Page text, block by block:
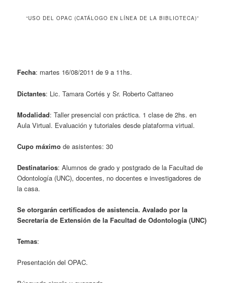
“USO DEL OPAC (CATÁLOGO EN LÍNEA DE LA BIBLIOTECA)”
Fecha: martes 16/08/2011 de 9 a 11hs.
Dictantes: Lic. Tamara Cortés y Sr. Roberto Cattaneo
Modalidad: Taller presencial con práctica. 1 clase de 2hs. en
Aula Virtual. Evaluación y tutoriales desde plataforma virtual.
Cupo máximo de asistentes: 30
Destinatarios: Alumnos de grado y postgrado de la Facultad de
Odontología (UNC), docentes, no docentes e investigadores de
la casa.
Se otorgarán certificados de asistencia. Avalado por la
Secretaría de Extensión de la Facultad de Odontología (UNC)
Temas:
Presentación del OPAC.